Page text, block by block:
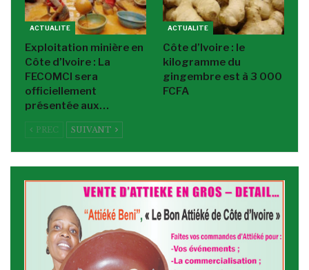
ACTUALITE
Exploitation minière en
Côte d’Ivoire : La
FECOMCI sera
officiellement
présentée aux…
ACTUALITE
Côte d’Ivoire : le
kilogramme du
gingembre est à 3 000
FCFA
PREC SUIVANT